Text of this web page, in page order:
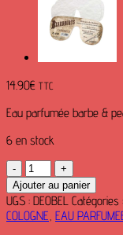
14.90€ TTC
Eau parfumée barbe &
6 en stock
quantité
de
Eau
parfumée
Elegance
Ajouter au panier
UGS : DEOBEL Catégories :
COLOGNE, EAU